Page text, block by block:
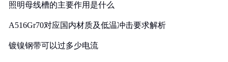
照明母线槽的主要作用是什么
A516Gr70对应国内材质及低温冲击要求解析
镀镍钢带可以过多少电流